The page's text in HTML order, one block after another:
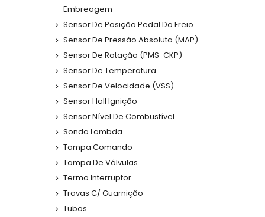
Embreagem
Sensor De Posição Pedal Do Freio
Sensor De Pressão Absoluta (MAP)
Sensor De Rotação (PMS-CKP)
Sensor De Temperatura
Sensor De Velocidade (VSS)
Sensor Hall Ignição
Sensor Nível De Combustível
Sonda Lambda
Tampa Comando
Tampa De Válvulas
Termo Interruptor
Travas C/ Guarnição
Tubos